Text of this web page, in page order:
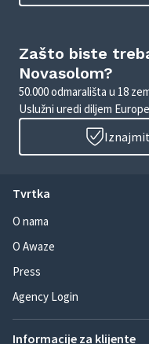
Zašto biste
Novasolom?
50.000 odmarališta u 18
Uslužni uredi diljem
Tvrtka
O nama
O Awaze
Press
Agency Login
Informacije za klijente